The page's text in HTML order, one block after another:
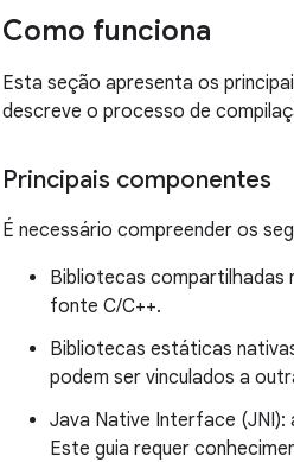
Como funciona
Esta seção apresenta os
descreve o processo de
Principais componentes
É necessário compreender os
Bibliotecas compartilhadas
fonte C/C++.
Bibliotecas estáticas
podem ser vinculados a
Java Native Interface (JNI):
Este guia requer